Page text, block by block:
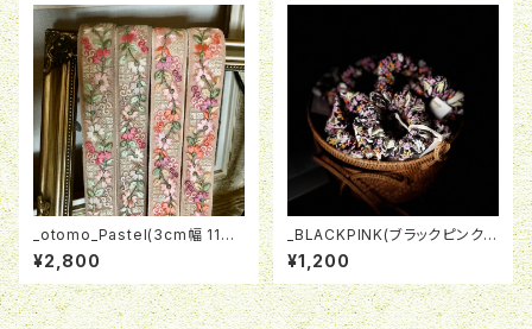
_otomo_Pastel(3cm幅 110-
120cm)インド刺繍ストラップ
¥2,800
_BLACKPINK(ブラックピンク)_
ohana_ ときめきシュシュ
¥1,200